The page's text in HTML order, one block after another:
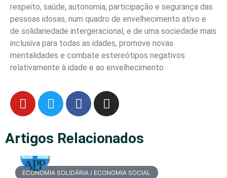
respeito, saúde, autonomia, participação e segurança das
pessoas idosas, num quadro de envelhecimento ativo e
de solidariedade intergeracional, e de uma sociedade mais
inclusiva para todas as idades, promove novas
mentalidades e combate estereótipos negativos
relativamente à idade e ao envelhecimento.
Artigos Relacionados
ECONOMIA SOLIDÁRIA / ECONOMIA SOCIAL